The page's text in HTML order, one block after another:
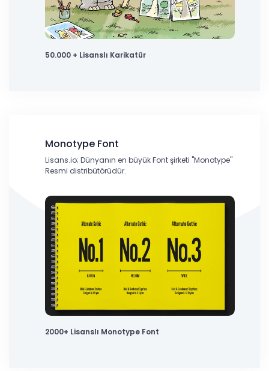
50.000 + Lisanslı Karikatür
Monotype Font
Lisans.io; Dünyanın en büyük Font şirketi "Monotype"
Resmi distribütörüdür.
2000+ Lisanslı Monotype Font